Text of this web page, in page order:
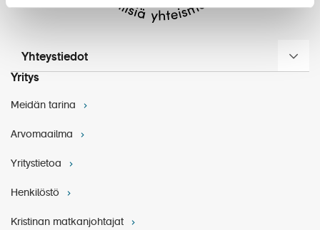
@AmbassadorCruiseLine
Alfresco Pizza Grill
Yhteystiedot
Yritys
Meidän tarina
Arvomaailma
Yritystietoa
Henkilöstö
Kristinan matkanjohtajat